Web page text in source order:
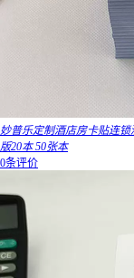
妙普乐定制酒店房卡贴连
版20本 50张本
0条评价